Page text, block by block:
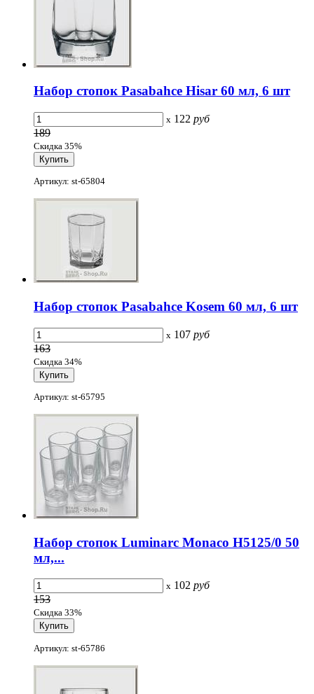
Набор стопок Pasabahce Hisar 60 мл, 6 шт
x 122 руб
189
Скидка 35%
Артикул: st-65804
Набор стопок Pasabahce Kosem 60 мл, 6 шт
x 107 руб
163
Скидка 34%
Артикул: st-65795
Набор стопок Luminarc Monaco H5125/0 50
мл,...
x 102 руб
153
Скидка 33%
Артикул: st-65786